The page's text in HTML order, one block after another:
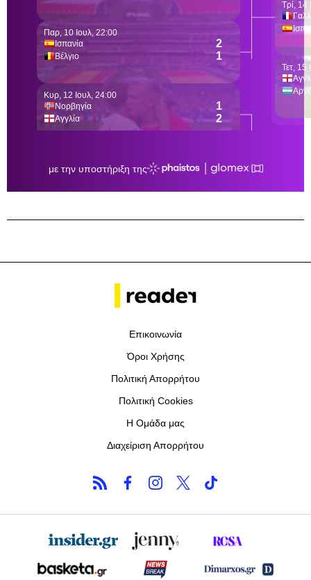
Επικοινωνία
Όροι Χρήσης
Πολιτική Απορρήτου
Πολιτική Cookies
Η Ομάδα μας
Διαχείριση Απορρήτου